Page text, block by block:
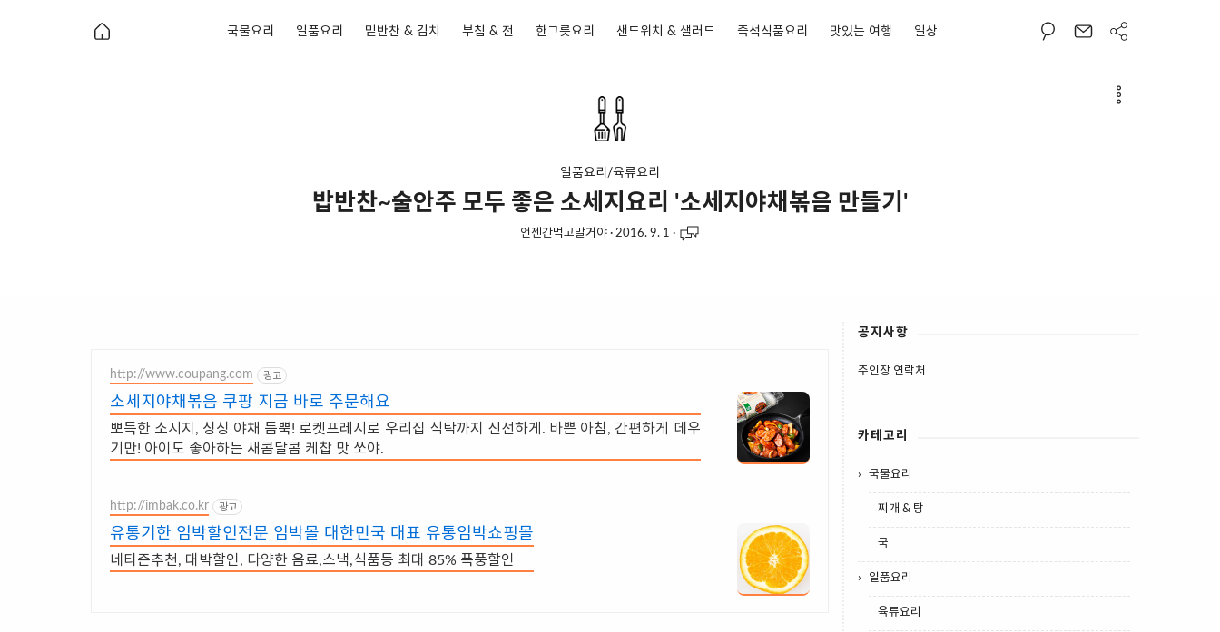
국물요리 일품요리 밑반찬 & 김치 부침 & 전 한그릇요리 샌드위치 & 샐러드 즉석식품요리 맛있는 여행 일상
일품요리/육류요리
밥반찬~술안주 모두 좋은 소세지요리 '소세지야채볶음 만들기'
언젠간먹고말거야· 2016. 9. 1 ·
http://www.coupang.com 광고
소세지야채볶음 쿠팡 지금 바로 주문해요
뽀득한 소시지, 싱싱 야채 듬뿍! 로켓프레시로 우리집 식탁까지 신선하게. 바쁜 아침, 간편하게 데우
기만! 아이도 좋아하는 새콤달콤 케찹 맛 쏘야.
http://imbak.co.kr 광고
유통기한 임박할인전문 임박몰 대한민국 대표 유통임박쇼핑몰
네티즌추천, 대박할인, 다양한 음료,스낵,식품등 최대 85% 폭풍할인
공지사항
주인장 연락처
카테고리
국물요리
찌개 & 탕
국
일품요리
육류요리